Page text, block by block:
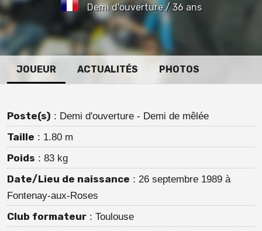
Demi d'ouverture / 36 ans
JOUEUR ACTUALITÉS PHOTOS
Poste(s) : Demi d'ouverture - Demi de mêlée
Taille : 1.80 m
Poids : 83 kg
Date/Lieu de naissance : 26 septembre 1989 à
Fontenay-aux-Roses
Club formateur : Toulouse